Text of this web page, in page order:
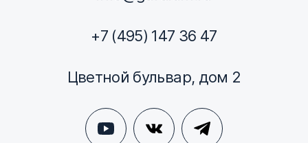
+7 (495) 147 36 47
Цветной бульвар, дом 2